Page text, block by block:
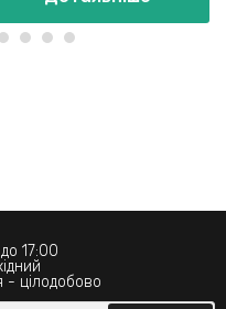
17:00
цілодобово